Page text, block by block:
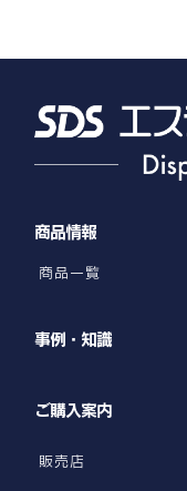
商品情報
商品一覧
事例・知識
ご購入案内
販売店